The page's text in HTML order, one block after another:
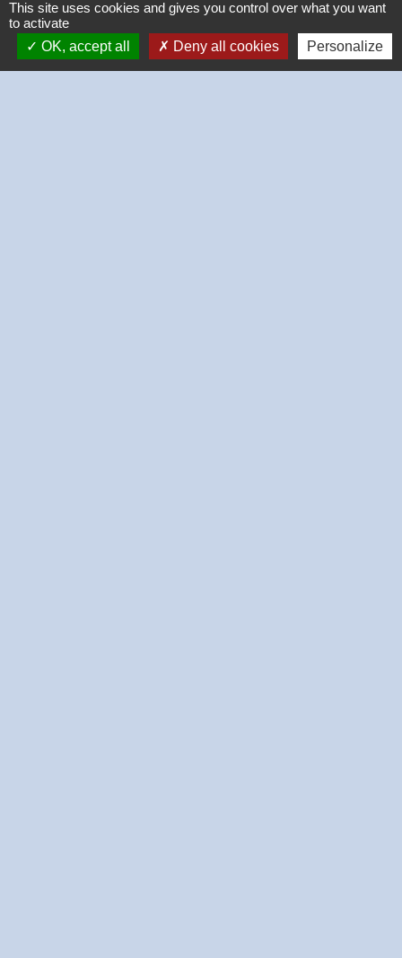
Ceinture de sécurité, siège auto enfant ou
bébé : quelles sont les règles ?
Peut-on être dispensé du port de la ceinture de
This site uses cookies and gives you control over what you want
to activate
OK, accept all
Deny all cookies Personalize